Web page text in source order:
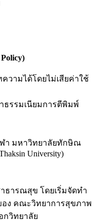
Policy)
วามได้โดยไม่เสียค่าใช้
ธรรมเนียมการตีพิมพ์
มหาวิทยาลัยทักษิณ
University)
ารณสุข โดยเริ่มจัดทำ
อง คณะวิทยาการสุขภาพ
วิทยาลัย